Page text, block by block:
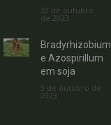
30 de outubro
de 2023
Bradyrhizobium
e Azospirillum
em soja
3 de outubro de
2023